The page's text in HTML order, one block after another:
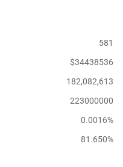
581
$34438536
182,082,613
223000000
0.0016%
81.650%